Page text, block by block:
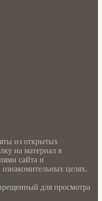
из открытых
на материал в
сайта и
целях.
для просмотра